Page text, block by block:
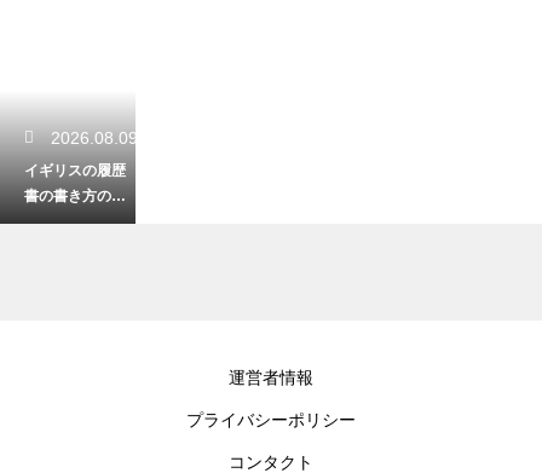
2026.08.09
イギリスの履歴
書の書き方の特
徴とは？採用担
運営者情報
プライバシーポリシー
コンタクト